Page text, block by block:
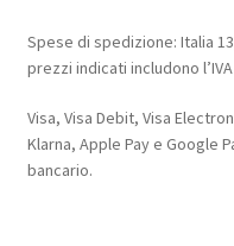
Spese di spedizione: Italia
prezzi indicati includono
Visa, Visa Debit, Visa
Klarna, Apple Pay e Google
bancario.